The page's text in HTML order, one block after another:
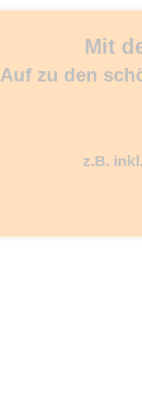
Mit
Auf zu den
z.B.